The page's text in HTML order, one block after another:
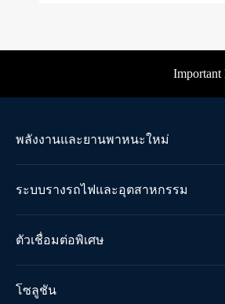
Important
พลังงานและยานพาหนะใหม่
ระบบรางรถไฟและอุตสาหกรรม
ตัวเชื่อมต่อพิเศษ
โซลูชัน